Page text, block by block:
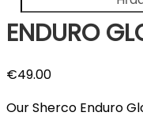
ENDURO
€49.00
Our Sherco Enduro